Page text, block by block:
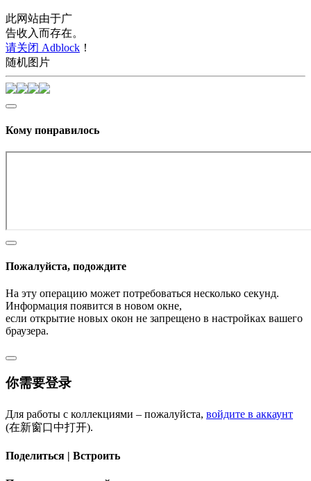
此网站由于广
告收入而存在。
请关闭 Adblock ！
随机图片
Кому понравилось
Пожалуйста, подождите
На эту операцию может потребоваться несколько секунд.
Информация появится в новом окне,
если открытие новых окон не запрещено в настройках вашего
браузера.
你需要登录
Для работы с коллекциями – пожалуйста, войдите в аккаунт
(在新窗口中打开).
Поделиться | Встроить